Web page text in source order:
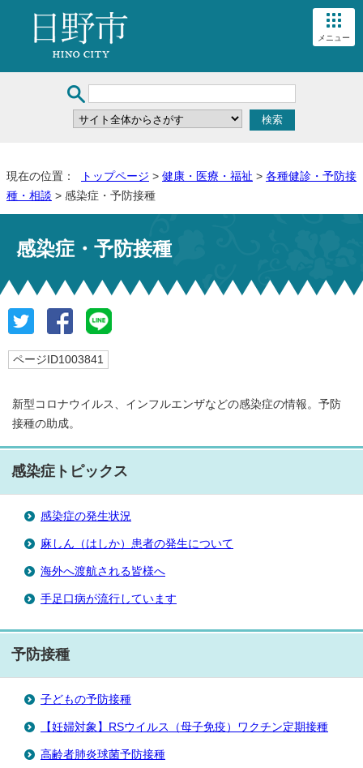
メニュー
現在の位置： トップページ > 健康・医療・福祉 > 各種健診・予防接
種・相談 > 感染症・予防接種
感染症・予防接種
ページID1003841
新型コロナウイルス、インフルエンザなどの感染症の情報。予防
接種の助成。
感染症トピックス
感染症の発生状況
麻しん（はしか）患者の発生について
海外へ渡航される皆様へ
手足口病が流行しています
予防接種
子どもの予防接種
【妊婦対象】RSウイルス（母子免疫）ワクチン定期接種
高齢者肺炎球菌予防接種